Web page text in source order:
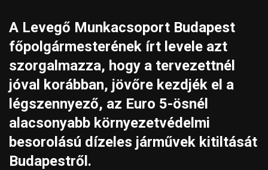
A Levegő Munkacsoport Budapest
főpolgármesterének írt levele azt
szorgalmazza, hogy a tervezettnél
jóval korábban, jövőre kezdjék el a
légszennyező, az Euro 5-ösnél
alacsonyabb környezetvédelmi
besorolású dízeles járművek kitiltását
Budapestről.